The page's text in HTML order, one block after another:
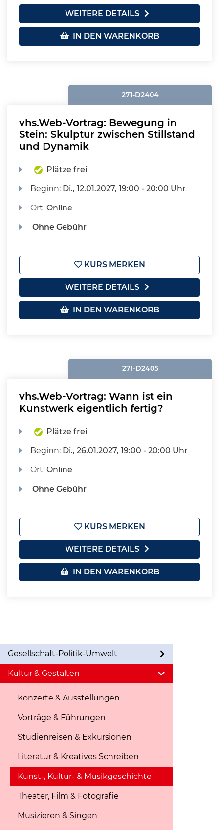
WEITERE DETAILS
IN DEN WARENKORB
271-D2404
vhs.Web-Vortrag: Bewegung in
Stein: Skulptur zwischen Stillstand
und Dynamik
Plätze frei
Beginn: Di., 12.01.2027, 19:00 - 20:00 Uhr
Ort:Online
Ohne Gebühr
KURS MERKEN
WEITERE DETAILS
IN DEN WARENKORB
271-D2405
vhs.Web-Vortrag: Wann ist ein
Kunstwerk eigentlich fertig?
Plätze frei
Beginn: Di., 26.01.2027, 19:00 - 20:00 Uhr
Ort:Online
Ohne Gebühr
KURS MERKEN
WEITERE DETAILS
IN DEN WARENKORB
Gesellschaft-Politik-Umwelt
Kultur & Gestalten
Konzerte & Ausstellungen
Vorträge & Führungen
Studienreisen & Exkursionen
Literatur & Kreatives Schreiben
Kunst-, Kultur- & Musikgeschichte
Theater, Film & Fotografie
Musizieren & Singen